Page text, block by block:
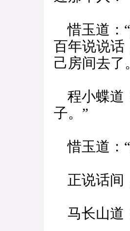
惜玉道：
百年说说话
己房间去了
程小蝶道
子。”
惜玉道：
正说话间
马长山道